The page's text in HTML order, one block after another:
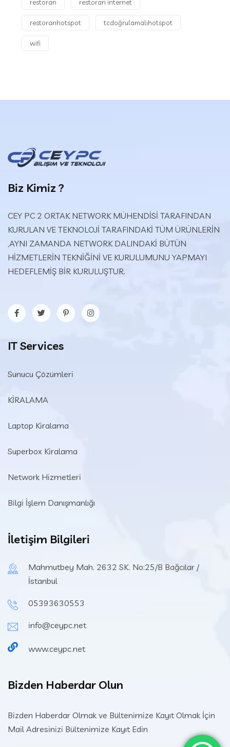
restoran restoran internet
restoranhotspot tcdoğrulamalıhotspot
wifi
Biz Kimiz ?
CEY PC 2 ORTAK NETWORK MÜHENDİSİ TARAFINDAN
KURULAN VE TEKNOLOJİ TARAFINDAKİ TÜM ÜRÜNLERİN
,AYNI ZAMANDA NETWORK DALINDAKİ BÜTÜN
HİZMETLERİN TEKNİĞİNİ VE KURULUMUNU YAPMAYI
HEDEFLEMİŞ BİR KURULUŞTUR.
IT Services
Sunucu Çözümleri
KİRALAMA
Laptop Kiralama
Superbox Kiralama
Network Hizmetleri
Bilgi İşlem Danışmanlığı
İletişim Bilgileri
Mahmutbey Mah. 2632 SK. No:25/B Bağcılar /
İstanbul
05393630553
info@ceypc.net
www.ceypc.net
Bizden Haberdar Olun
Bizden Haberdar Olmak ve Bültenimize Kayıt Olmak İçin
Mail Adresinizi Bültenimize Kayıt Edin